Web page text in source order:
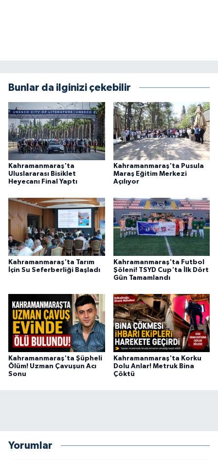
Bunlar da ilginizi çekebilir
Kahramanmaraş'ta
Uluslararası Bisiklet
Heyecanı Final Yaptı
Kahramanmaraş'ta Pusula
Maraş Eğitim Merkezi
Açılıyor
Kahramanmaraş'ta Tarım
İçin Su Seferberliği Başladı
Kahramanmaraş'ta Futbol
Şöleni! TSYD Cup'ta İlk Dört
Gün Tamamlandı
Kahramanmaraş'ta Şüpheli
Ölüm! Uzman Çavuşun Acı
Sonu
Kahramanmaraş'ta Korku
Dolu Anlar! Metruk Bina
Çöktü
Yorumlar
MİZAH
TARİH
Genel
Politika
YEREL
BÖLGEDEN
BİLİM TEKNOLOJİ
ASAYİŞ
SEÇİM 2015
ÇEVRE
BİLİM VE TEKNOLOJİ